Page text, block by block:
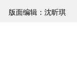
版面编辑：沈昕琪